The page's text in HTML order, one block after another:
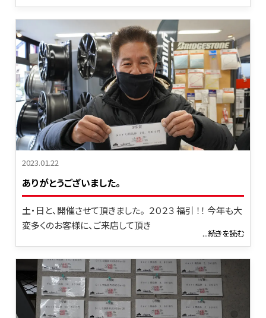
2023.01.22
ありがとうございました。
土・日と、開催させて頂きました。 ２０２３ 福引 ！！ 今年も大
変多くのお客様に、ご来店して頂き
...続きを読む